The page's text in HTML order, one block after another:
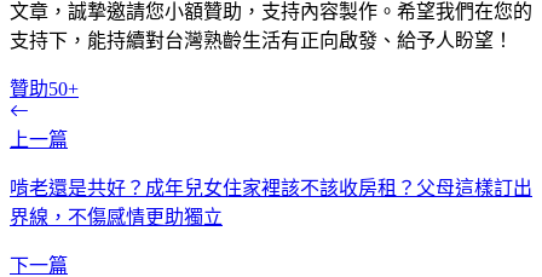
文章，誠摯邀請您小額贊助，支持內容製作。希望我們在您的
支持下，能持續對台灣熟齡生活有正向啟發、給予人盼望！
贊助50+
上一篇
啃老還是共好？成年兒女住家裡該不該收房租？父母這樣訂出
界線，不傷感情更助獨立
下一篇